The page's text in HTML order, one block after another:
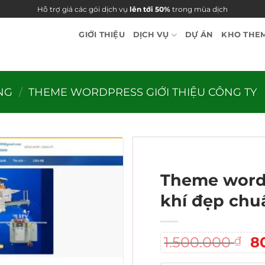
Hỗ trợ giá các gói dịch vụ lên tới 50% trong mùa dịch
GIỚI THIỆU DỊCH VỤ DỰ ÁN KHO
/ THEME WORDPRESS GIỚI THIỆU CÔNG TY
Theme
khí đẹp
1.500.000₫